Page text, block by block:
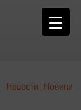
Новости | Новини